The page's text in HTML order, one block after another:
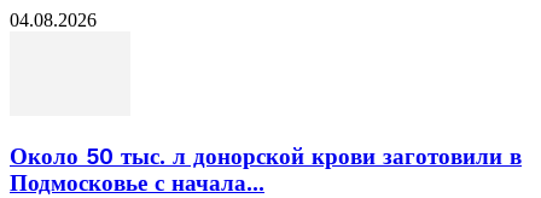
04.08.2026
Около 50 тыс. л донорской крови заготовили в
Подмосковье с начала...